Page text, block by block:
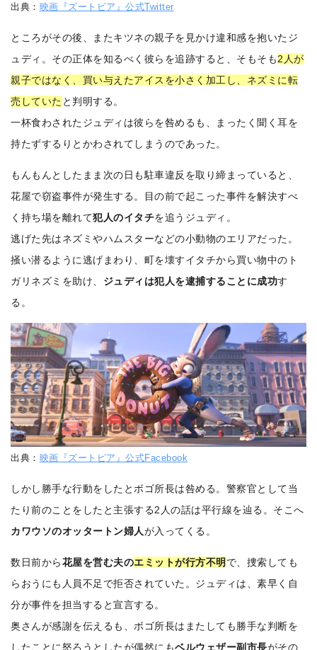
出典： 映画『ズートピア』公式Twitter
ところがその後、またキツネの親子を見かけ違和感を抱いたジ
ュディ。その正体を知るべく彼らを追跡すると、そもそも2人が
親子ではなく、買い与えたアイスを小さく加工し、ネズミに転
売していた と判明する。
一杯食わされたジュディは彼らを咎めるも、まったく聞く耳を
持たずするりとかわされてしまうのであった。
もんもんとしたまま次の日も駐車違反を取り締まっていると、
花屋で窃盗事件が発生する。目の前で起こった事件を解決すべ
く持ち場を離れて犯人のイタチを追うジュディ。
逃げた先はネズミやハムスターなどの小動物のエリアだった。
掻い潜るように逃げまわり、町を壊すイタチから買い物中のト
ガリネズミを助け、 ジュディは犯人を逮捕することに成功す
る。
出典： 映画『ズートピア』公式Facebook
しかし勝手な行動をしたとボゴ所長は咎める。警察官として当
たり前のことをしたと主張する2人の話は平行線を辿る。そこへ
カワウソのオッタートン婦人が入ってくる。
数日前から花屋を営む夫のエミットが行方不明 で、捜索しても
らおうにも人員不足で拒否されていた。ジュディは、素早く自
分が事件を担当すると宣言する。
奥さんが感謝を伝えるも、ボゴ所長はまたしても勝手な判断を
したことに怒ろうとしたが偶然にもベルウェザー副市長がその